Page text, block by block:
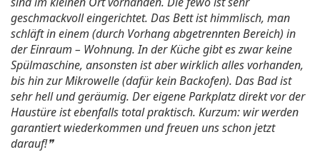
geschmackvoll eingerichtet. Das Bett ist himmlisch, man
schläft in einem (durch Vorhang abgetrennten Bereich) in
der Einraum – Wohnung. In der Küche gibt es zwar keine
Spülmaschine, ansonsten ist aber wirklich alles vorhanden,
bis hin zur Mikrowelle (dafür kein Backofen). Das Bad ist
sehr hell und geräumig. Der eigene Parkplatz direkt vor der
Haustüre ist ebenfalls total praktisch. Kurzum: wir werden
garantiert wiederkommen und freuen uns schon jetzt
darauf!